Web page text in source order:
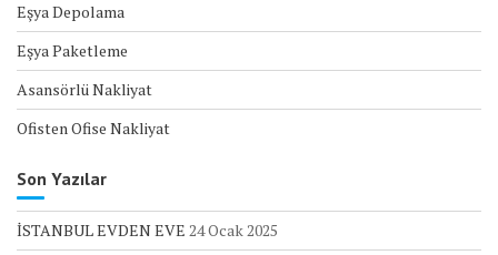
Eşya Depolama
Eşya Paketleme
Asansörlü Nakliyat
Ofisten Ofise Nakliyat
Son Yazılar
İSTANBUL EVDEN EVE 24 Ocak 2025